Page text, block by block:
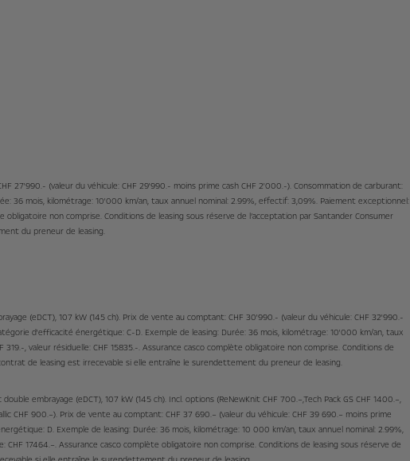
27'990.- (valeur du véhicule: CHF 29'990.- moins prime cash CHF 2'000.-). Consommation de carburant:
36 mois, kilométrage: 10'000 km/an, taux annuel nominal: 2.99%, effectif: 3,09%. Paiement exceptionnel:
non comprise. Conditions de leasing sous réserve de l’acceptation par Santander Consumer
du preneur de leasing.
(eDCT), 107 kW (145 ch). Prix de vente au comptant: CHF 30'990.- (valeur du véhicule: CHF 32'990.-
d'efficacité énergétique: C-D. Exemple de leasing: Durée: 36 mois, kilométrage: 10'000 km/an, taux
, valeur résiduelle: CHF 15835.-. Assurance casco complète obligatoire non comprise. Conditions de
de leasing est irrecevable si elle entraîne le surendettement du preneur de leasing.
embrayage (eDCT), 107 kW (145 ch). Incl. options (ReNewKnit CHF 700.–,Tech Pack GS CHF 1400.–,
CHF 900.–). Prix de vente au comptant: CHF 37 690.– (valeur du véhicule: CHF 39 690.– moins prime
D. Exemple de leasing: Durée: 36 mois, kilométrage: 10 000 km/an, taux annuel nominal: 2.99%,
17464.–. Assurance casco complète obligatoire non comprise. Conditions de leasing sous réserve de